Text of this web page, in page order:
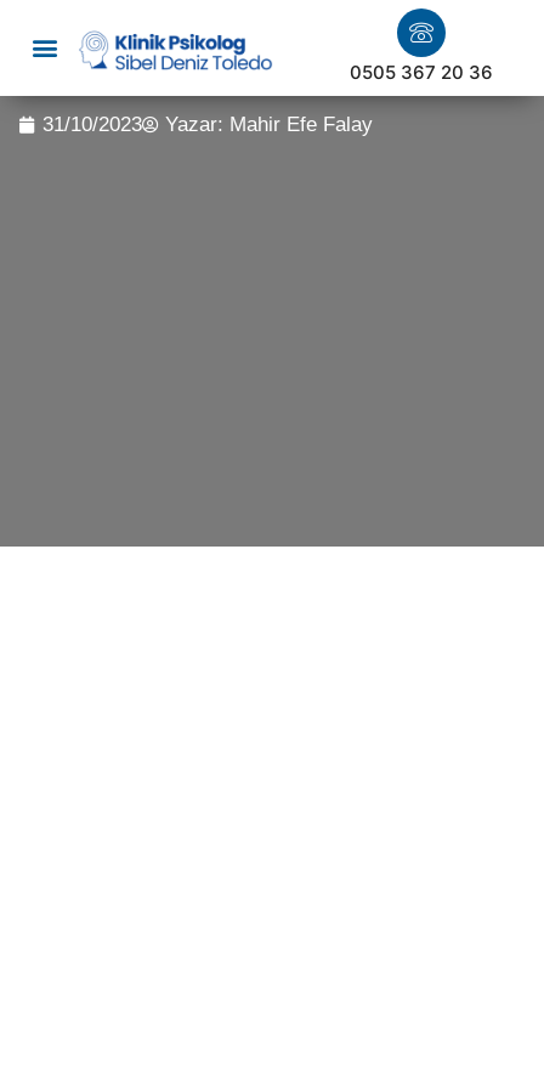
0505 367 20 36
31/10/2023 Yazar: Mahir Efe Falay